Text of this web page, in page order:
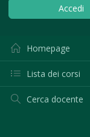
Homepage
Lista dei corsi
Cerca docente